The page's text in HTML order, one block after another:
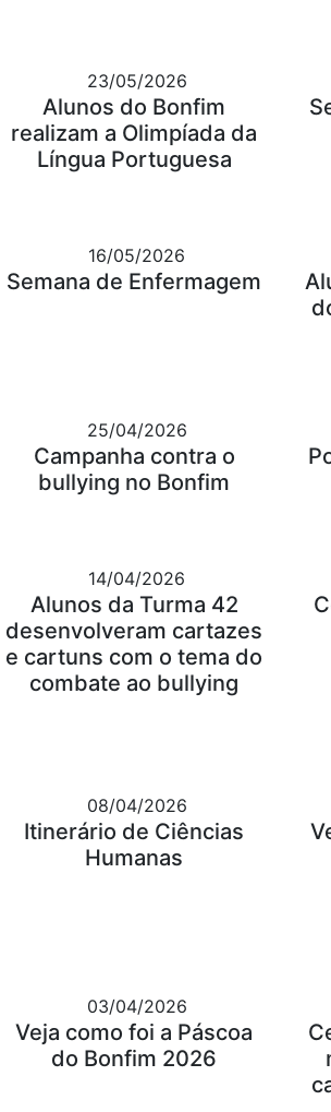
23/05/2026
Alunos do Bonfim
realizam a Olimpíada da
Língua Portuguesa
16/05/2026
Semana de Enfermagem
25/04/2026
Campanha contra o
bullying no Bonfim
14/04/2026
Alunos da Turma 42
desenvolveram cartazes
e cartuns com o tema do
combate ao bullying
08/04/2026
Itinerário de Ciências
Humanas
03/04/2026
Veja como foi a Páscoa
do Bonfim 2026